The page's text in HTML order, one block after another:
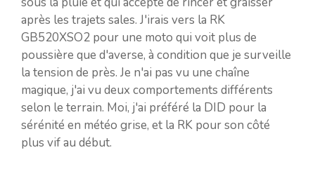
après les trajets sales. J'irais vers la RK
GB520XSO2 pour une moto qui voit plus de
poussière que d'averse, à condition que je surveille
la tension de près. Je n'ai pas vu une chaîne
magique, j'ai vu deux comportements différents
selon le terrain. Moi, j'ai préféré la DID pour la
sérénité en météo grise, et la RK pour son côté
plus vif au début.